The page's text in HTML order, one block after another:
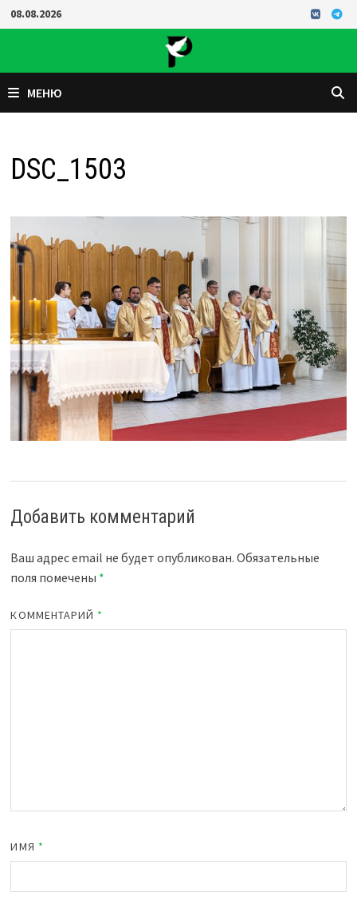
Перейти
к
08.08.2026
МЕНЮ
DSC_1503
Добавить комментарий
Ваш адрес email не будет опубликован. Обязательные
поля помечены *
КОММЕНТАРИЙ *
ИМЯ *